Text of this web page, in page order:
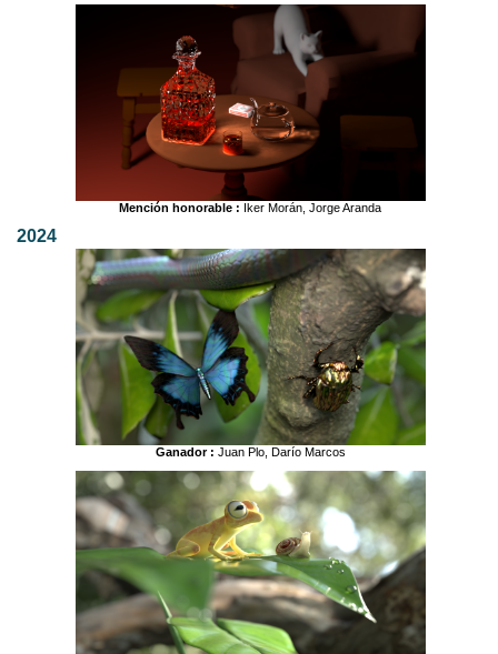
Mención honorable : Iker Morán, Jorge Aranda
2024
Ganador : Juan Plo, Darío Marcos